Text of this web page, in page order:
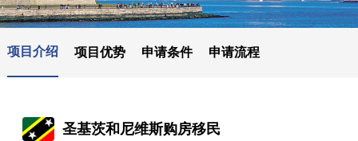
项目介绍 项目优势 申请条件 申请流程
圣基茨和尼维斯购房移民